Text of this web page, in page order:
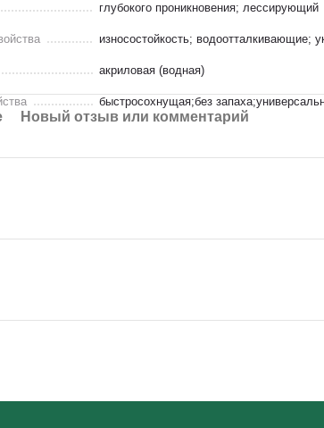
глубокого проникновения; лессирующий
износостойкость; водоотталкивающие;
акриловая (водная)
быстросохнущая;без
Новый отзыв или комментарий